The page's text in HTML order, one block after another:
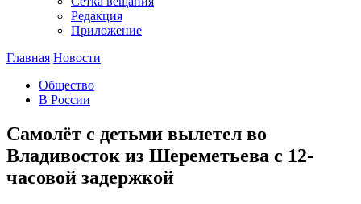
Редакция
Приложение
Главная Новости
Общество
В России
Самолёт с детьми вылетел во
Владивосток из Шереметьева с 12-
часовой задержкой